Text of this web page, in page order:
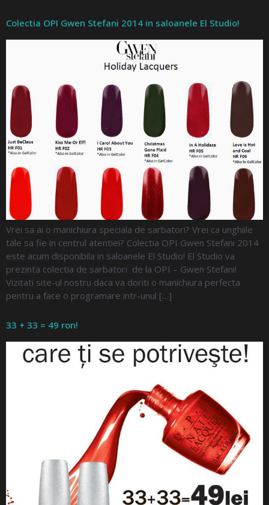
Colectia OPI Gwen Stefani 2014 in saloanele El Studio!
Vrei sa ai o manichiura speciala de sarbatori? Vrei ca unghiile
tale sa fie in centrul atentiei? Colectia OPI Gwen Stefani 2014
este acum disponibila in saloanele El Studio! El Studio va
prezinta colectia de sarbatori de la OPI – Gwen Stefani!
Vizitati site-ul nostru daca va doriti o manichiura perfecta
pentru a face o programare intr-unul […]
33 + 33 = 49 ron!